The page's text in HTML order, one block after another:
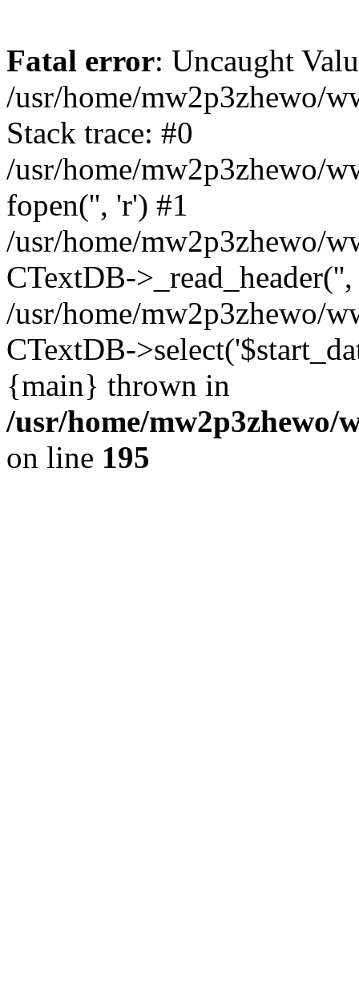
Fatal error: Uncaught
/usr/home/mw2p3zhewo/
Stack trace: #0
/usr/home/mw2p3zhewo/
fopen('', 'r') #1
/usr/home/mw2p3zhewo/
CTextDB-
/usr/home/mw2p3zhewo/
CTextDB-
{main} thrown in
/usr/home/
on line 195